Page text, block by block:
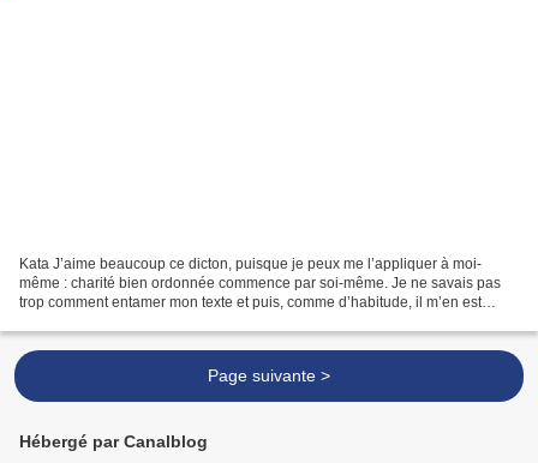
Kata J’aime beaucoup ce dicton, puisque je peux me l’appliquer à moi-
même : charité bien ordonnée commence par soi-même. Je ne savais pas
trop comment entamer mon texte et puis, comme d’habitude, il m’en est
Page suivante >
Hébergé par Canalblog